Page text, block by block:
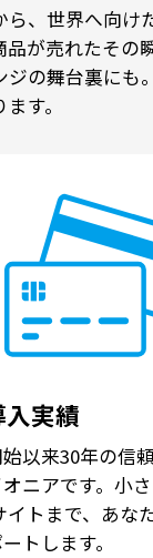
ら、世界へ向け
が売れたその
ジの舞台裏にも
す。
実績
以来30年の信
ニアです。小
イトまで、あな
トします。